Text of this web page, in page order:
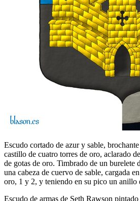
Escudo cortado de azur y sable,
castillo de cuatro torres de oro, aclarado
de gotas de oro. Timbrado de un burelete
una cabeza de cuervo de sable, cargada
oro, 1 y 2, y teniendo en su pico un anillo
Escudo de armas de Seth Rawson